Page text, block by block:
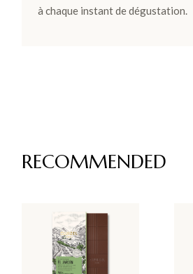
à chaque instant de dégustation.
RECOMMENDED